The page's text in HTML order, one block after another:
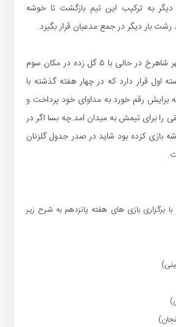
به ترکیب این تیم بازگشت تا خوشه
رشت بار دیگر در جمع مدعیان قرار بگیرد.
به گزارش فوتبال بوشهر شاهرخ در حالی با ۵ گل زده در مکان سوم
اول قرار دارد که در چهار هفته گذشته با
رقم خورد به مداوای خود پرداخت و
را برای تیمش به میدان امد.چه بسا اگر در
بازی کزده بود شاید در صدر جدول گلزنان
برگزاری بازی های هفته پانزدهم به شرح زیر